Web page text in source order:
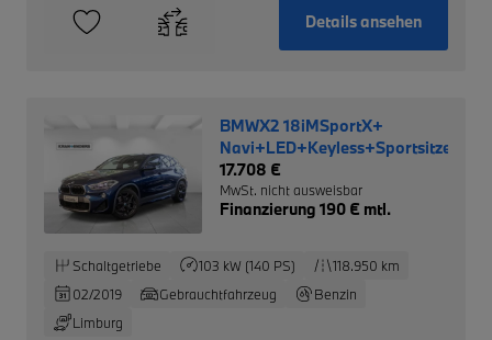
Details ansehen
BMWX2 18iMSportX+
17.708 €
MwSt. nicht ausweisbar
Finanzierung 190 € mtl.
Schaltgetriebe 103 kW (140 PS)
118.950 km
02/2019
Gebrauchtfahrzeug
Benzin
Limburg